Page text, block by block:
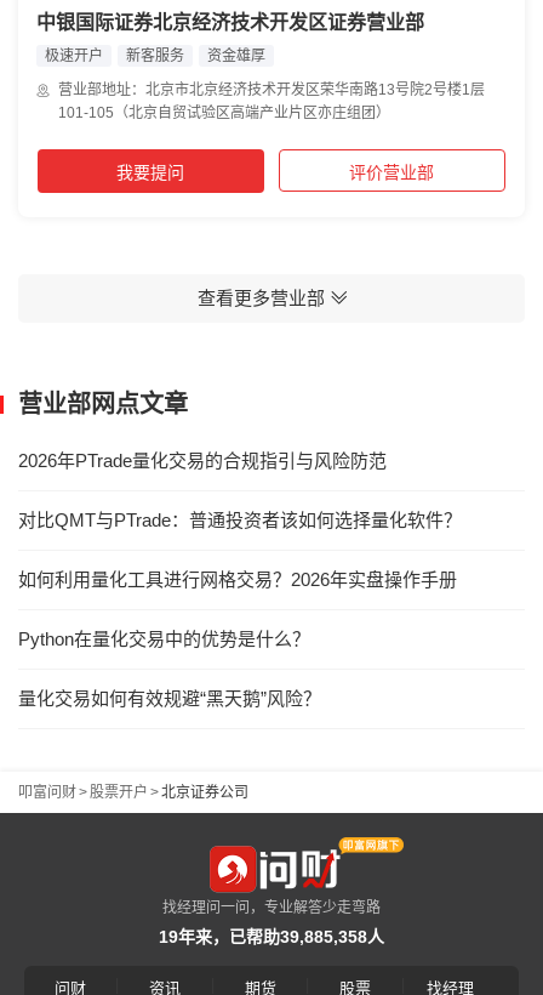
中银国际证券北京经济技术开发区证券营业部
极速开户 新客服务
资金雄厚
营业部地址：北京市北京经济技术开发区荣华南路13号院2号楼1层
101-105（北京自贸试验区高端产业片区亦庄组团）
我要提问 评价营业部
查看更多营业部
营业部网点文章
2026年PTrade量化交易的合规指引与风险防范
对比QMT与PTrade：普通投资者该如何选择量化软件？
如何利用量化工具进行网格交易？2026年实盘操作手册
Python在量化交易中的优势是什么？
量化交易如何有效规避“黑天鹅”风险？
叩富问财>股票开户 >北京证券公司
找经理问一问，专业解答少走弯路
19年来，已帮助39,885,358人
问财 资讯 期货 股票 找经理